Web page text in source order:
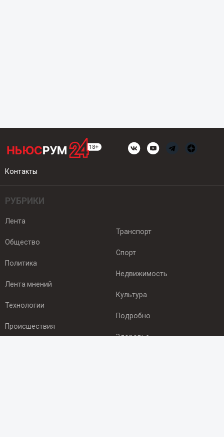
Контакты
РУБРИКИ
Лента
Общество
Политика
Лента мнений
Технологии
Происшествия
Транспорт
Спорт
Недвижимость
Культура
Подробно
Здоровье